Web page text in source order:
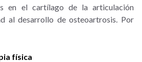
en el cartílago de la articulación
al desarrollo de osteoartrosis. Por
física